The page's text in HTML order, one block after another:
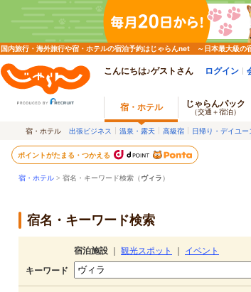
国内旅行・海外旅行や宿・ホテルの宿泊予約はじゃらんnet ～日本最大級の
こんにちは♪ゲストさん ログイン
宿・ホテル じゃらんパック
（交通＋宿泊）
宿・ホテル 出張ビジネス 温泉・露天 高級宿 日帰り・デイユー
ポイントがたまる・つかえる
宿・ホテル > 宿名・キーワード検索（ヴィラ）
宿名・キーワード検索
宿泊施設 観光スポット
イベント
キーワード